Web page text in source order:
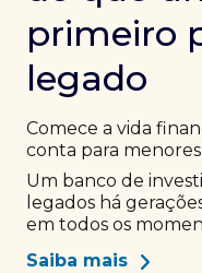
primeiro
legado
Comece a vida
conta para menores.
Um banco de
legados há
em todos os
Saiba mais